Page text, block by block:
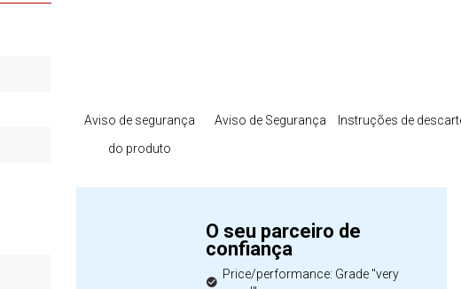
Aviso de segurança
do produto
Aviso de Segurança Instruções de
O seu parceiro de
confiança
Price/performance: Grade "very